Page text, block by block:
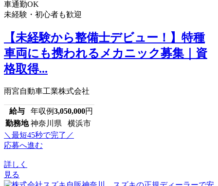
車通勤OK
未経験・初心者も歓迎
【未経験から整備士デビュー！】特種
車両にも携われるメカニック募集｜資
格取得...
雨宮自動車工業株式会社
給与 年収例3,050,000円
勤務地 神奈川県 横浜市
＼最短45秒で完了／
応募へ進む
詳しく
見る